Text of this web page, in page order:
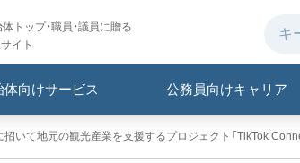
トップ・職員・議員に贈る
イト
体向けサービス 公務員向けキャリア
招いて地元の観光産業を支援するプロジェクト「TikTok